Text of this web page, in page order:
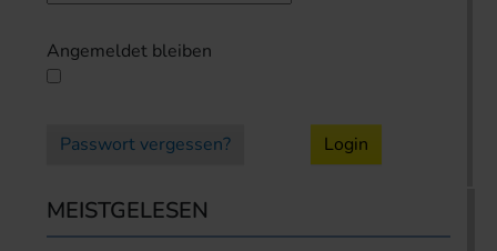
Angemeldet bleiben
Passwort vergessen? Login
MEISTGELESEN